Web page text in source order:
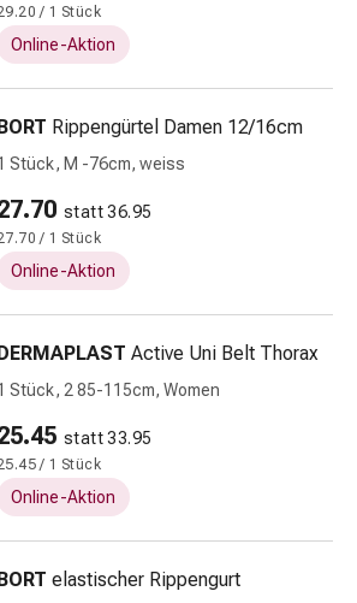
/ 1 Stück
Online-Aktion
Rippengürtel Damen 12/16cm
Stück, M -76cm, weiss
statt 36.95
/ 1 Stück
Online-Aktion
Active Uni Belt Thorax
Stück, 2 85-115cm, Women
statt 33.95
/ 1 Stück
Online-Aktion
elastischer Rippengurt